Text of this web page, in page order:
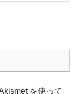
を使って